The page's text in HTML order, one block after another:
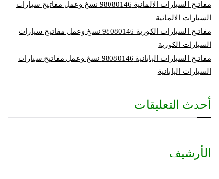
مفاتيح السيارات الالمانية 98080146‬ نسخ وعمل مفاتيح سيارات
السيارات الالمانية
مفاتيح السيارات الكورية 98080146‬ نسخ وعمل مفاتيح سيارات
السيارات الكورية
مفاتيح السيارات اليابانية 98080146‬ نسخ وعمل مفاتيح سيارات
السيارات اليابانية
أحدث التعليقات
الأرشيف